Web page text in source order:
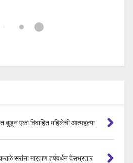
बुडून एका विवाहित महिलेची आत्महत्या
सरांना मारहाण हर्षवर्धन देसभ्रतार